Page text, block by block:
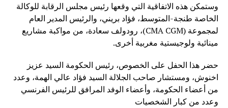
وستمكن هذه الاتفاقية التي وقعها رئيس مجلس الرقابة للوكالة
الخاصة طنجة-المتوسط، فؤاد بريني، والرئيس المدير العام
لمجموعة (CMA CGM)، رودولف سعادة، من مواكبة مشاريع
مينائية ولوجيستية مغربية أخرى.
حضر هذا الحفل على الخصوص، رئيس الحكومة السيد عزيز
اخنوش، ومستشار صاحب الجلالة السيد فؤاد عالي الهمة، وعدد
من أعضاء الحكومة، وأعضاء الوفد المرافق للرئيس الفرنسي
وعدد من كبار الشخصيات